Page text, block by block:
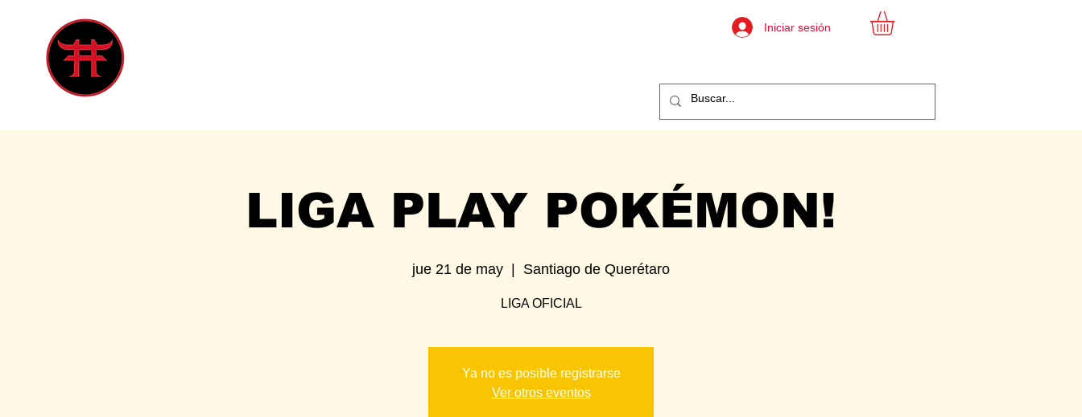
Iniciar sesión
LIGA PLAY POKÉMON!
jue 21 de may
  |
Santiago de Querétaro
LIGA OFICIAL
Ya no es posible registrarse
Ver otros eventos